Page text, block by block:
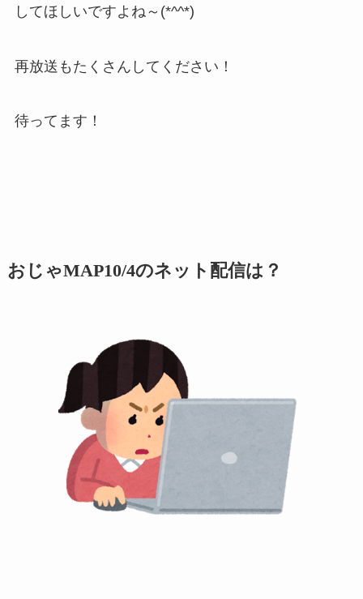
してほしいですよね～(*^^*)
再放送もたくさんしてください！
待ってます！
おじゃMAP10/4のネット配信は？